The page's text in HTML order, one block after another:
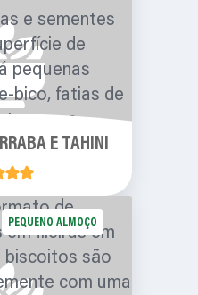
E TAHINI
PEQUENO ALMOÇO